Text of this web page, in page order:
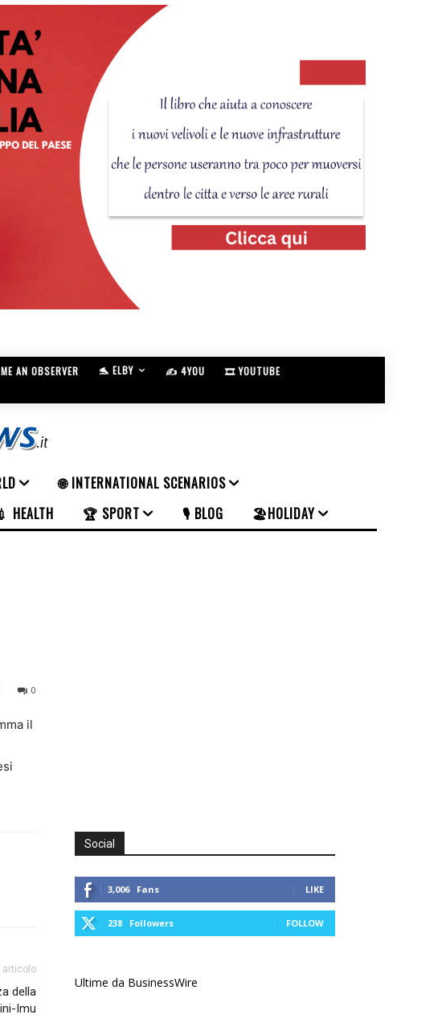
AN OBSERVER 🐬 ELBY ✍️ 4YOU
🎞️ YOUTUBE
🌐 INTERNATIONAL SCENARIOS
HEALTH 🏆 SPORT 🎙️ BLOG 🏖️HOLIDAY
0
il
articolo
della
Imu
Social
3,006 Fans LIKE
238 Followers FOLLOW
Ultime da BusinessWire